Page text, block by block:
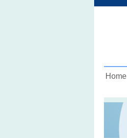
Home